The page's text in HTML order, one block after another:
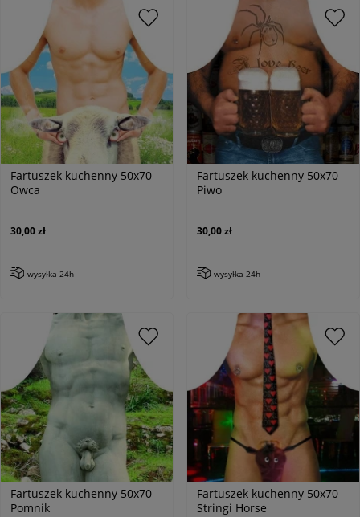
Fartuszek kuchenny 50x70
Owca
30,00 zł
wysyłka 24h
Fartuszek kuchenny 50x70
Piwo
30,00 zł
wysyłka 24h
Fartuszek kuchenny 50x70
Pomnik
Fartuszek kuchenny 50x70
Stringi Horse